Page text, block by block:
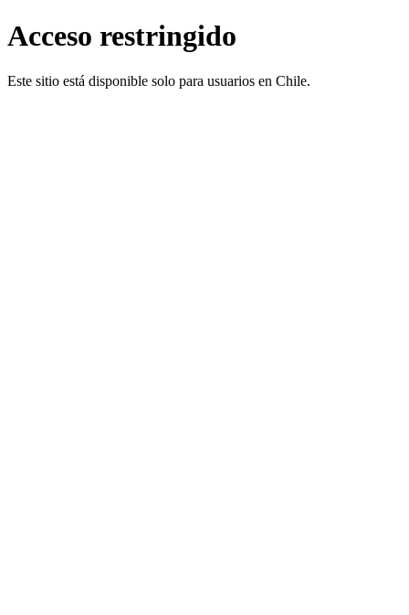
Acceso restringido
Este sitio está disponible solo para usuarios en Chile.